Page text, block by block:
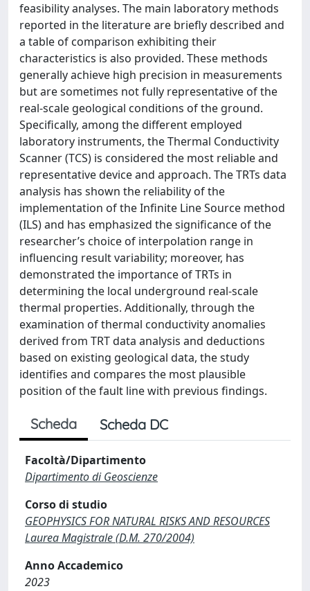
feasibility analyses. The main laboratory methods
reported in the literature are briefly described and
a table of comparison exhibiting their
characteristics is also provided. These methods
generally achieve high precision in measurements
but are sometimes not fully representative of the
real-scale geological conditions of the ground.
Specifically, among the different employed
laboratory instruments, the Thermal Conductivity
Scanner (TCS) is considered the most reliable and
representative device and approach. The TRTs data
analysis has shown the reliability of the
implementation of the Infinite Line Source method
(ILS) and has emphasized the significance of the
researcher’s choice of interpolation range in
influencing result variability; moreover, has
demonstrated the importance of TRTs in
determining the local underground real-scale
thermal properties. Additionally, through the
examination of thermal conductivity anomalies
derived from TRT data analysis and deductions
based on existing geological data, the study
identifies and compares the most plausible
position of the fault line with previous findings.
Scheda Scheda DC
Facoltà/Dipartimento
Dipartimento di Geoscienze
Corso di studio
GEOPHYSICS FOR NATURAL RISKS AND RESOURCES
Laurea Magistrale (D.M. 270/2004)
Anno Accademico
2023